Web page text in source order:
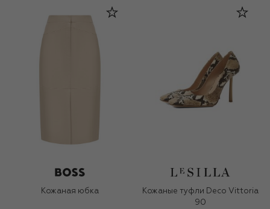
Кожаная юбка
Кожаные туфли Deco Vittoria
90